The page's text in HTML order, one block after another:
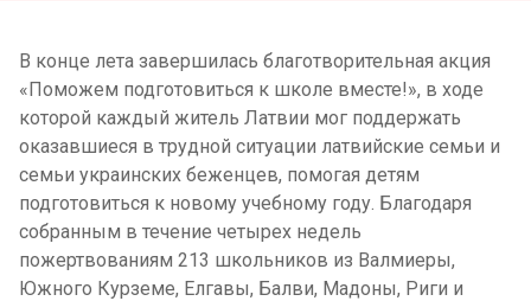
В конце лета завершилась благотворительная акция
«Поможем подготовиться к школе вместе!», в ходе
которой каждый житель Латвии мог поддержать
оказавшиеся в трудной ситуации латвийские семьи и
семьи украинских беженцев, помогая детям
подготовиться к новому учебному году. Благодаря
собранным в течение четырех недель
пожертвованиям 213 школьников из Валмиеры,
Южного Курземе, Елгавы, Балви, Мадоны, Риги и